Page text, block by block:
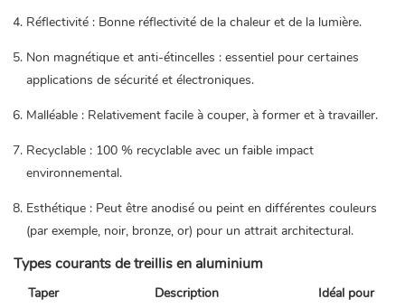
Réflectivité : Bonne réflectivité de la chaleur et de la lumière.
Non magnétique et anti-étincelles : essentiel pour certaines
applications de sécurité et électroniques.
Malléable : Relativement facile à couper, à former et à travailler.
Recyclable : 100 % recyclable avec un faible impact
environnemental.
Esthétique : Peut être anodisé ou peint en différentes couleurs
(par exemple, noir, bronze, or) pour un attrait architectural.
Types courants detreillis en aluminium
Taper Description Idéal pour